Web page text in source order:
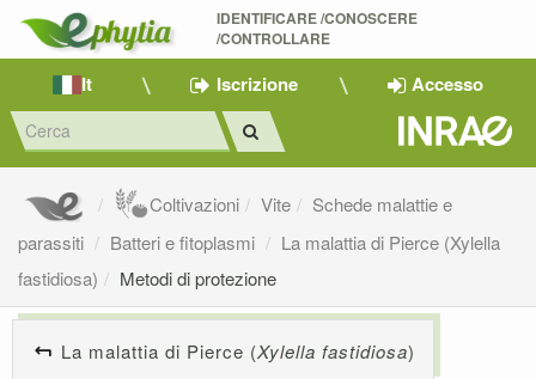
IDENTIFICARE /CONOSCERE
/CONTROLLARE
It Iscrizione Accesso
Coltivazioni Vite
Schede malattie e
parassiti
Batteri e fitoplasmi
La malattia di Pierce (Xylella
fastidiosa)
Metodi di protezione
La malattia di Pierce (Xylella fastidiosa)